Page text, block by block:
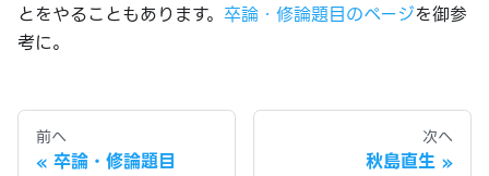
とをやることもあります。 卒論・修論題目のページを御参
考に。
前へ
卒論・修論題目
次へ
秋島直生